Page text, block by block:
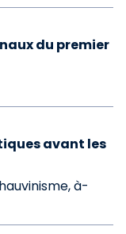
du premier
avant les
à-